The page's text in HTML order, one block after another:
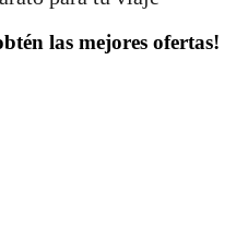
las mejores ofertas!